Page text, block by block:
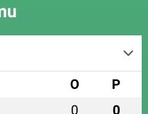
O P
0 0